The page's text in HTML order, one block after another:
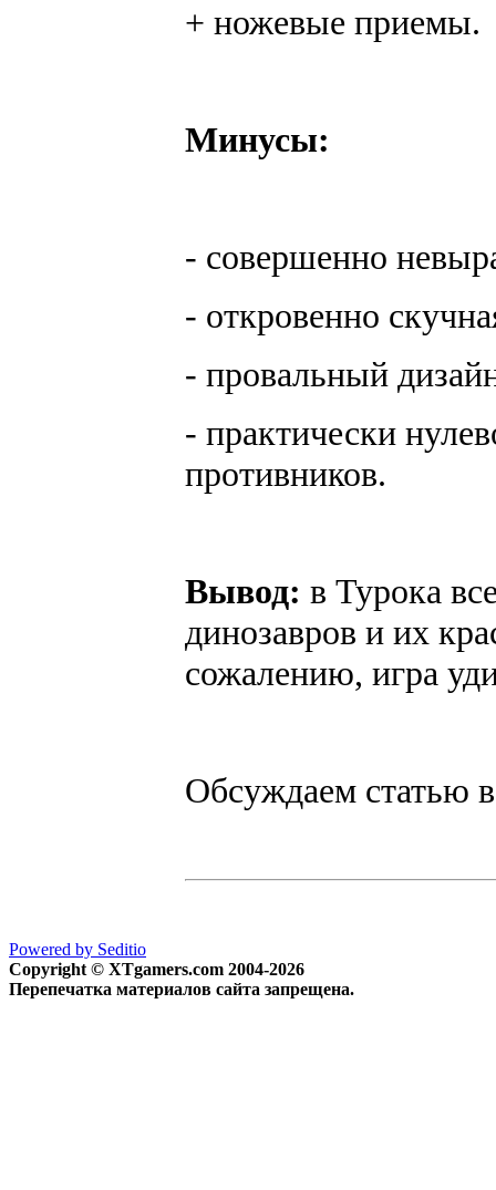
+ ножевые приемы.
Минусы:
- совершенно
- откровенно
- провальный
- практически
противников.
Вывод: в Турока
динозавров и их
сожалению, игра
Обсуждаем статью
Powered by Seditio
Copyright © XTgamers.com 2004-2026
Перепечатка материалов сайта запрещена.